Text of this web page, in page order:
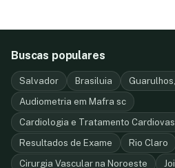
Buscas populares
Salvador Brasiluia
Audiometria em Mafra sc
Cardiologia e Tratamento
Resultados de Exame
Rio Claro
Cirurgia Vascular na Noroeste